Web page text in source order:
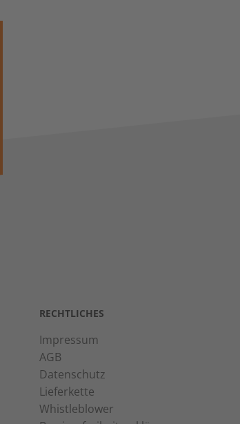
RECHTLICHES
Impressum
AGB
Datenschutz
Lieferkette
Whistleblower